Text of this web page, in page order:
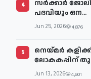
4
സര്‍ക്കാര്‍
പദവിയും ഒന...
Jun 25, 2026 4,876
5
നെയ്മര്‍
ലോകകപ്പിന്
Jun 13, 2026 4,601